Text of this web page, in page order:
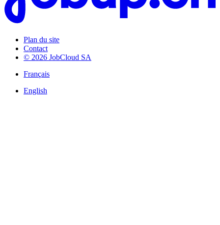
Plan du site
Contact
© 2026 JobCloud SA
Français
English